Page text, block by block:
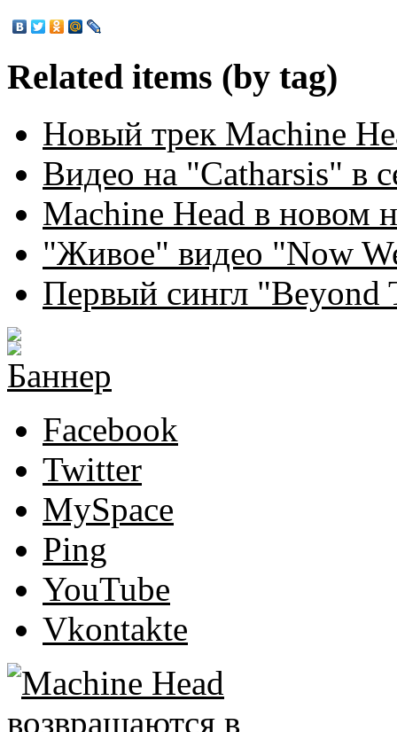
Related items (by tag)
Новый трек Machine
Видео на "Catharsis" в
Machine Head в новом
"Живое" видео "Now
Первый сингл "Beyond
Facebook
Twitter
MySpace
Ping
YouTube
Vkontakte